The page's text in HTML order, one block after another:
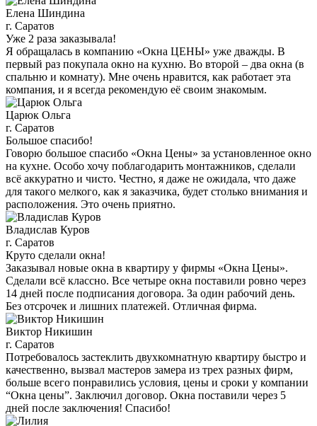
Елена Шиндина
г. Саратов
Уже 2 раза заказывала!
Я обращалась в компанию «Окна ЦЕНЫ» уже дважды. В
первый раз покупала окно на кухню. Во второй – два окна (в
спальню и комнату). Мне очень нравится, как работает эта
компания, и я всегда рекомендую её своим знакомым.
Царюк Ольга
г. Саратов
Большое спасибо!
Говорю большое спасибо «Окна Цены» за установленное окно
на кухне. Особо хочу поблагодарить монтажников, сделали
всё аккуратно и чисто. Честно, я даже не ожидала, что даже
для такого мелкого, как я заказчика, будет столько внимания и
расположения. Это очень приятно.
Владислав Куров
г. Саратов
Круто сделали окна!
Заказывал новые окна в квартиру у фирмы «Окна Цены».
Сделали всё классно. Все четыре окна поставили ровно через
14 дней после подписания договора. За один рабочий день.
Без отсрочек и лишних платежей. Отличная фирма.
Виктор Никишин
г. Саратов
Потребовалось застеклить двухкомнатную квартиру быстро и
качественно, вызвал мастеров замера из трех разных фирм,
больше всего понравились условия, цены и сроки у компании
“Окна цены”. Заключил договор. Окна поставили через 5
дней после заключения! Спасибо!